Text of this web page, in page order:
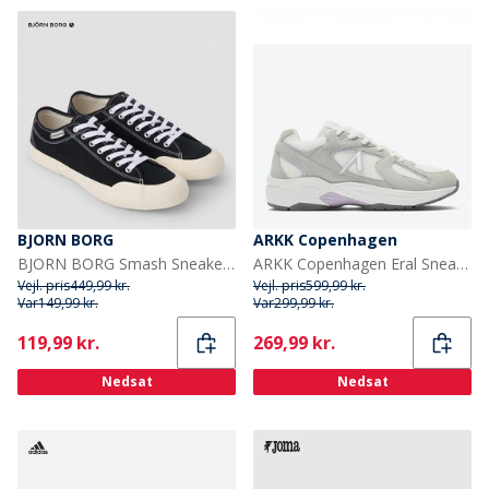
BJORN BORG
BJORN BORG Smash Sneakers Sort
Vejl. pris449,99 kr.
Var149,99 kr.
Current
119,99 kr.
Nedsat
ARKK Copenhagen
ARKK Copenhagen Eral Sneakers Lysegrå/Lilla Light Grey Lilac
Vejl. pris599,99 kr.
Var299,99 kr.
Current
269,99 kr.
Nedsat